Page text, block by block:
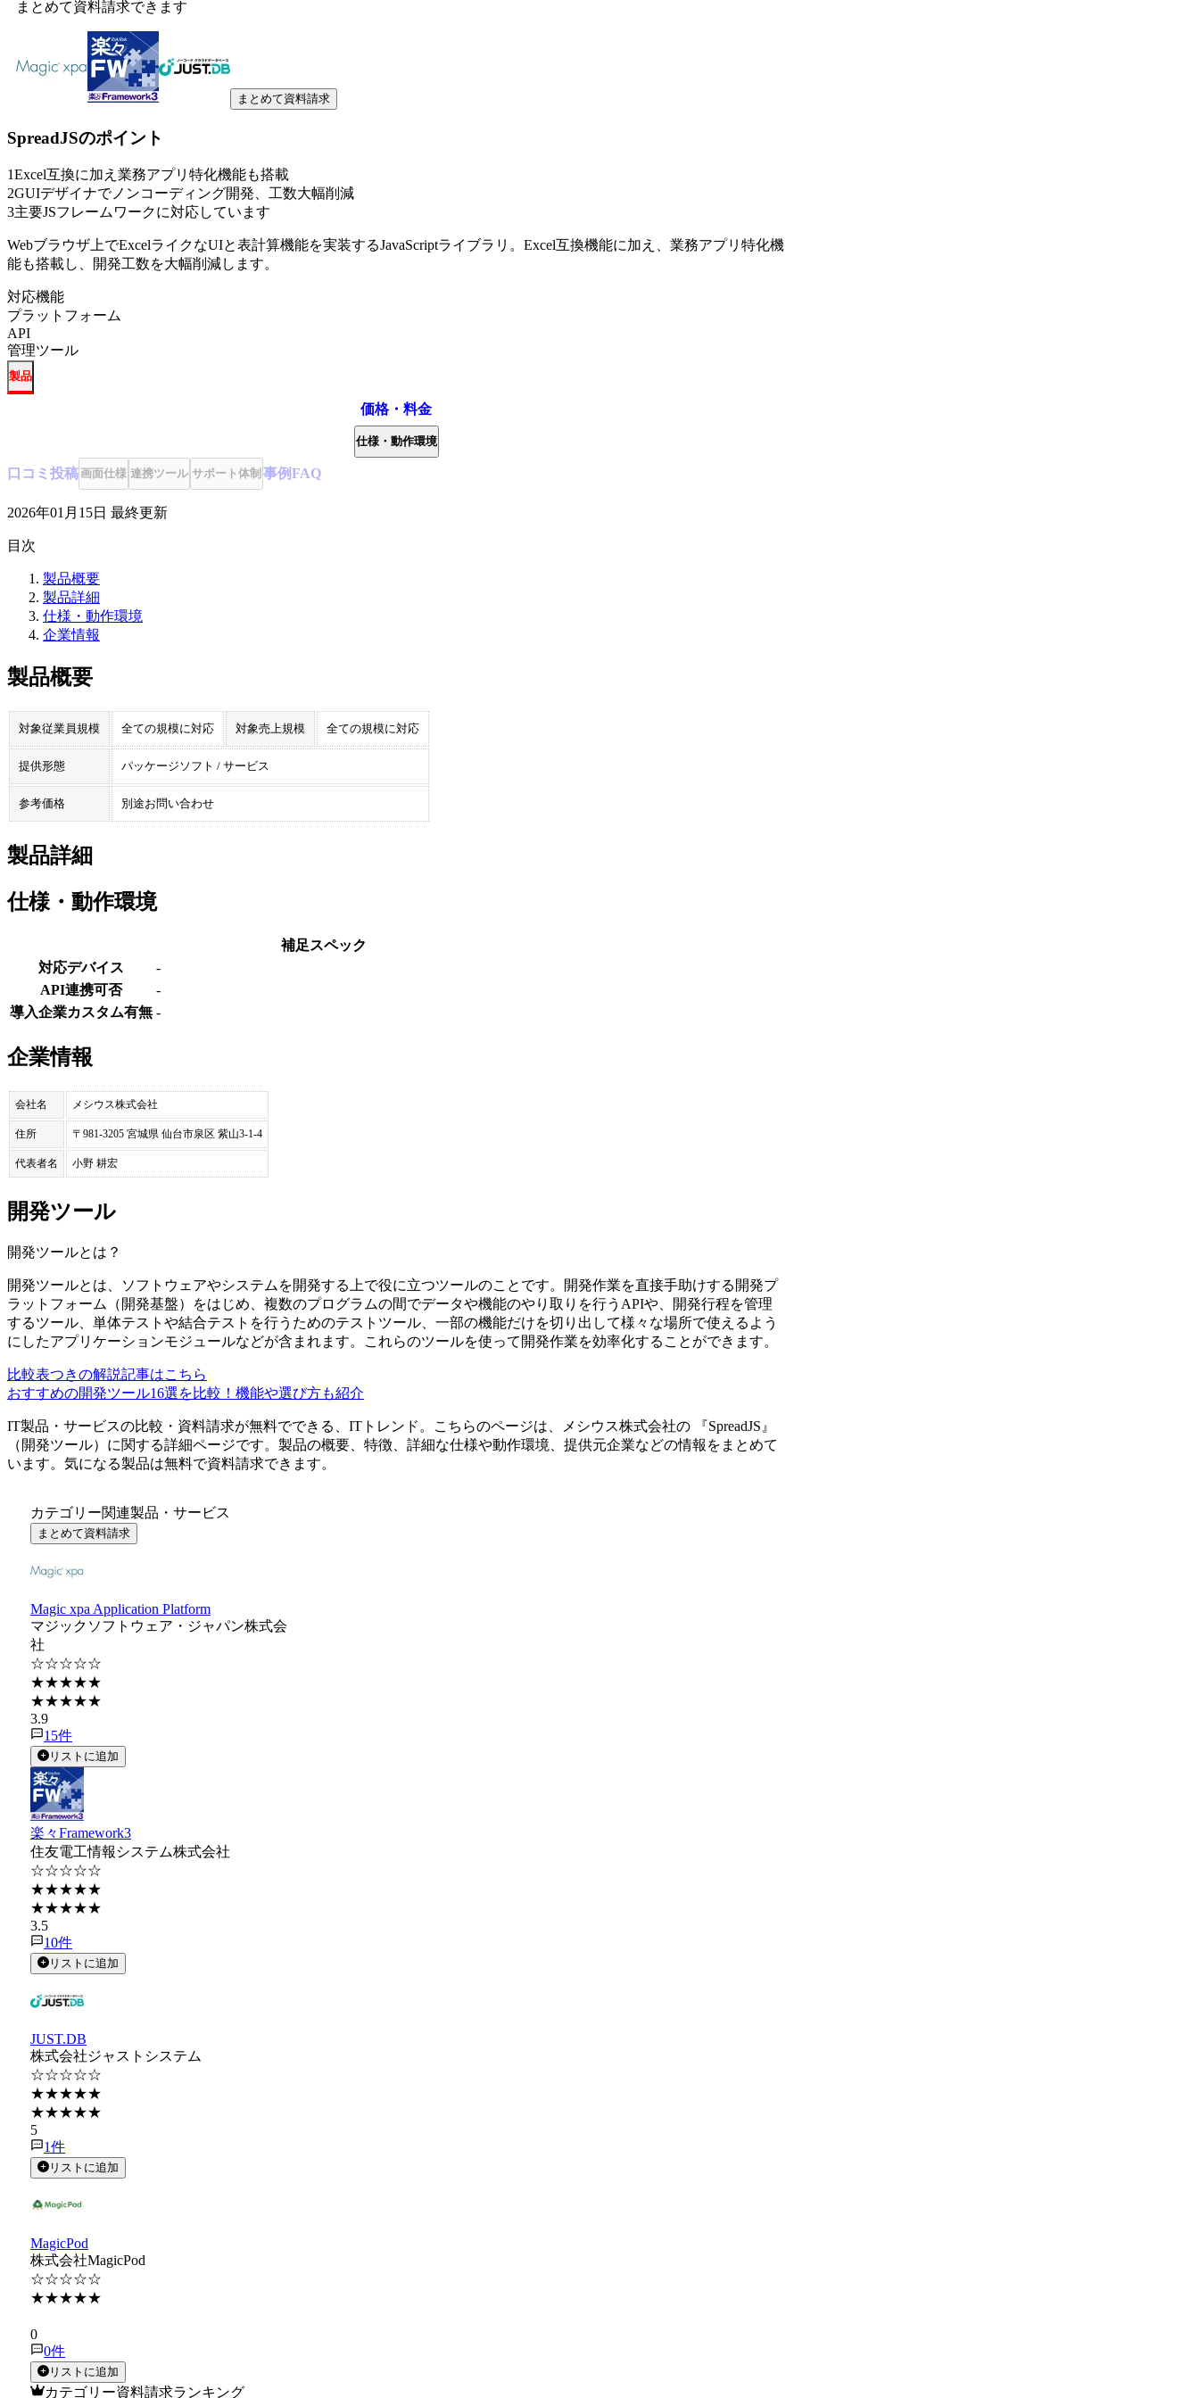
まとめて資料請求できます
まとめて資料請求
SpreadJSのポイント
1Excel互換に加え業務アプリ特化機能も搭載
2GUIデザイナでノンコーディング開発、工数大幅削減
3主要JSフレームワークに対応しています
Webブラウザ上でExcelライクなUIと表計算機能を実装するJavaScriptライブラリ。Excel互換機能に加え、業務アプリ特化機
能も搭載し、開発工数を大幅削減します。
対応機能
プラットフォーム
API
管理ツール
製品
価格・料金
仕様・動作環境
口コミ 投稿画面仕様 連携ツール サポート体制 事例FAQ
2026年01月15日 最終更新
目次
製品概要
製品詳細
仕様・動作環境
企業情報
製品概要
対象従業員規模 全ての規模に対応 対象売上規模 全ての規模に対応
提供形態 パッケージソフト / サービス
参考価格 別途お問い合わせ
製品詳細
仕様・動作環境
補足スペック
対応デバイス
-
API連携可否
-
導入企業カスタム有無 -
企業情報
会社名 メシウス株式会社
住所 〒981-3205 宮城県 仙台市泉区 紫山3-1-4
代表者名 小野 耕宏
開発ツール
開発ツールとは？
開発ツールとは、ソフトウェアやシステムを開発する上で役に立つツールのことです。開発作業を直接手助けする開発プ
ラットフォーム（開発基盤）をはじめ、複数のプログラムの間でデータや機能のやり取りを行うAPIや、開発行程を管理
するツール、単体テストや結合テストを行うためのテストツール、一部の機能だけを切り出して様々な場所で使えるよう
にしたアプリケーションモジュールなどが含まれます。これらのツールを使って開発作業を効率化することができます。
比較表つきの解説記事はこちら
おすすめの開発ツール16選を比較！機能や選び方も紹介
IT製品・サービスの比較・資料請求が無料でできる、ITトレンド。こちらのページは、 メシウス株式会社の 『SpreadJS 』
（ 開発ツール）に関する詳細ページです。製品の概要、特徴、詳細な仕様や動作環境、提供元企業などの情報をまとめて
います。気になる製品は無料で資料請求できます。
カテゴリー関連製品・サービス
まとめて資料請求
Magic xpa Application Platform
マジックソフトウェア・ジャパン株式会
社
☆☆☆☆☆
★★★★★
★★★★★
3.9
15件
リストに追加
楽々Framework3
住友電工情報システム株式会社
☆☆☆☆☆
★★★★★
★★★★★
3.5
10件
リストに追加
JUST.DB
株式会社ジャストシステム
☆☆☆☆☆
★★★★★
★★★★★
5
1件
リストに追加
MagicPod
株式会社MagicPod
☆☆☆☆☆
★★★★★
0
0件
リストに追加
カテゴリー資料請求ランキング